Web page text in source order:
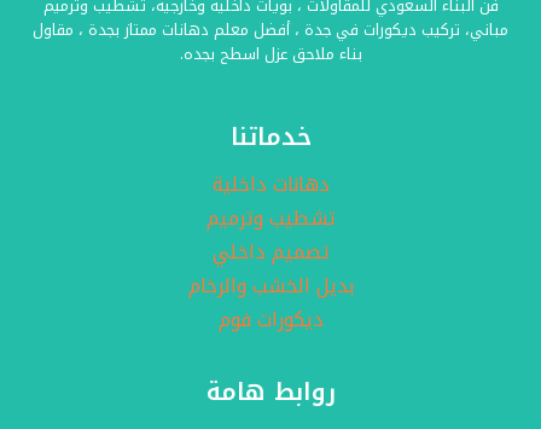
فن البناء السعودي للمقاولات ، بويات داخلية وخارجية، تشطيب وترميم
مباني، تركيب ديكورات في جدة ، أفضل معلم دهانات ممتاز بجدة ، مقاول
بناء ملاحق عزل اسطح بجده.
خدماتنا
دهانات داخلية
تشطيب وترميم
تصميم داخلي
بديل الخشب والرخام
ديكورات فوم
روابط هامة